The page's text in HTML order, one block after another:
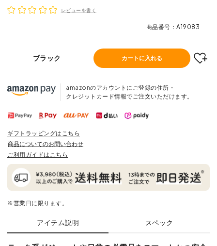
レビューを書く
商品番号 A19083
ブラック カートに入れる
amazonのアカウントにご登録の住所・
クレジットカード情報でご注文いただけます。
ギフトラッピングはこちら
商品についてのお問い合わせ
ご利用ガイドはこちら
※営業日に限ります。
アイテム説明 スペック